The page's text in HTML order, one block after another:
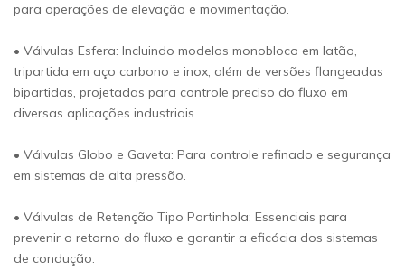
para operações de elevação e movimentação.
• Válvulas Esfera: Incluindo modelos monobloco em latão,
tripartida em aço carbono e inox, além de versões flangeadas
bipartidas, projetadas para controle preciso do fluxo em
diversas aplicações industriais.
• Válvulas Globo e Gaveta: Para controle refinado e segurança
em sistemas de alta pressão.
• Válvulas de Retenção Tipo Portinhola: Essenciais para
prevenir o retorno do fluxo e garantir a eficácia dos sistemas
de condução.